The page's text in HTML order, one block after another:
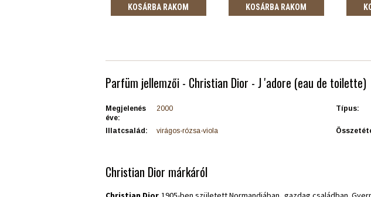
KOSÁRBA RAKOM KOSÁRBA RAKOM
Parfüm jellemzői - Christian Dior - J 'adore (eau de toilette)
Megjelenés
éve:
2000 Típus:
Illatcsalád: virágos-rózsa-viola
Christian Dior márkáról